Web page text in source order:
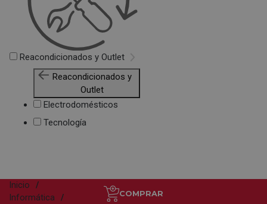
Reacondicionados y Outlet
Reacondicionados y
Outlet
Electrodomésticos
Tecnología
COMPRAR
Inicio
Informática